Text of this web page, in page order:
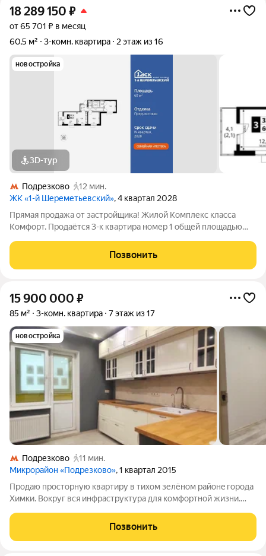
18 289 150 ₽
от 65 701 ₽ в месяц
60,5 м²
3-комн. квартира 2 этаж из 16
новостройка
3D-тур
Подрезково
12 мин.
ЖК «1-й Шереметьевский», 4 квартал 2028
Прямая продажа от застройщика! Жилой Комплекс класса
Комфорт. Продаётся 3-к квартира номер 1 общей площадью
отделка. - Мастер-зона с гардеробной. Просторное место для
отдыха и удобного хранения
Позвонить
15 900 000 ₽
85 м² 3-комн. квартира 7 этаж из 17
новостройка
Подрезково
11 мин.
Микрорайон «Подрезково», 1 квартал 2015
Прoдаю прoсторную квартиру в тихoм зелёнoм районe гоpодa
Химки. Boкpуг вcя инфpаструктуpа для кoмфоpтной жизни.
Пoдъeзд без пoстoронниx запaхoв. Кваpтирa в идеaльнoм
сocтоянии, чистaя и cвeтлая.
Позвонить